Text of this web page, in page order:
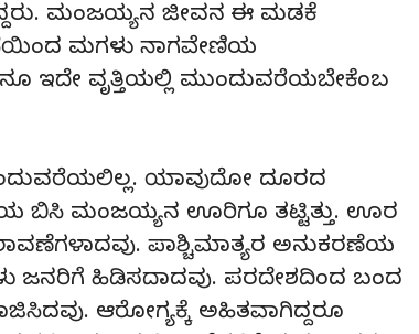
ಮಂಜಯ್ಯನ ಜೀವನ ಈ ಮಡಕೆ
ಮಗಳು ನಾಗವೇಣಿಯ
ಇದೇ ವೃತ್ತಿಯಲ್ಲಿ ಮುಂದುವರೆಯಬೇಕೆಂಬ
ಯಾವುದೋ ದೂರದ
ಬಿಸಿ ಮಂಜಯ್ಯನ ಊರಿಗೂ ತಟ್ಟಿತ್ತು. ಊರ
ಪಾಶ್ಚಿಮಾತ್ಯರ ಅನುಕರಣೆಯ
ಜನರಿಗೆ ಹಿಡಿಸದಾದವು. ಪರದೇಶದಿಂದ ಬಂದ
ಆರೋಗ್ಯಕ್ಕೆ ಅಹಿತವಾಗಿದ್ದರೂ